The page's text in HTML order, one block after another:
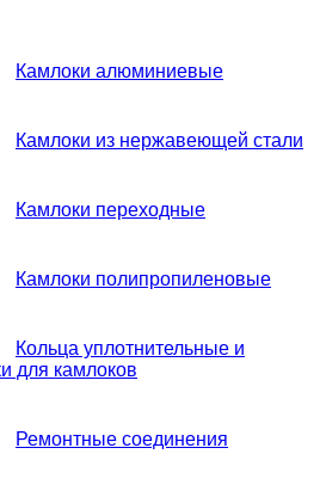
Камлоки алюминиевые
Камлоки из нержавеющей стали
Камлоки переходные
Камлоки полипропиленовые
Кольца уплотнительные и
для камлоков
Ремонтные соединения